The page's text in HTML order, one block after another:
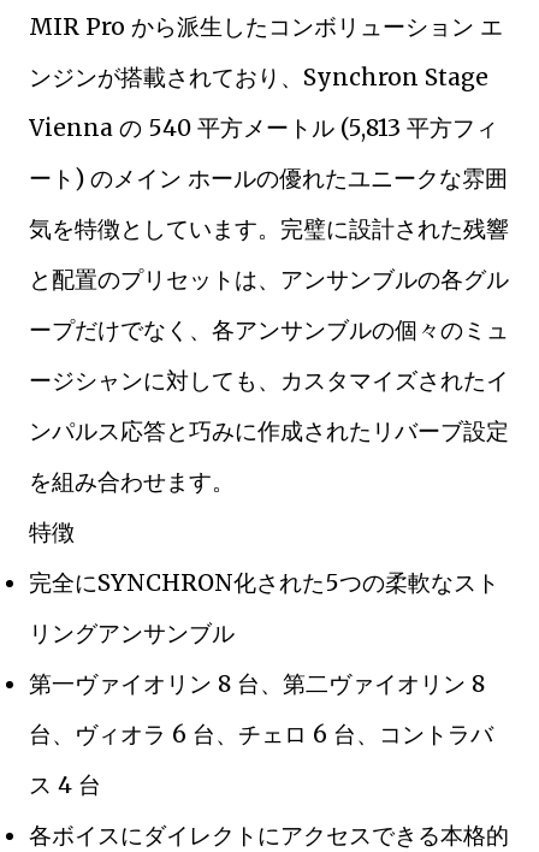
MIR Pro から派生したコンボリューション エ
ンジンが搭載されており、Synchron Stage
Vienna の 540 平方メートル (5,813 平方フィ
ート) のメイン ホールの優れたユニークな雰囲
気を特徴としています。完璧に設計された残響
と配置のプリセットは、アンサンブルの各グル
ープだけでなく、各アンサンブルの個々のミュ
ージシャンに対しても、カスタマイズされたイ
ンパルス応答と巧みに作成されたリバーブ設定
を組み合わせます。
特徴
完全にSYNCHRON化された5つの柔軟なスト
リングアンサンブル
第一ヴァイオリン 8 台、第二ヴァイオリン 8
台、ヴィオラ 6 台、チェロ 6 台、コントラバ
ス 4 台
各ボイスにダイレクトにアクセスできる本格的